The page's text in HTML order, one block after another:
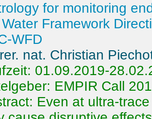
for monitoring
Framework
WFD
nat. Christian
01.09.2019-
EMPIR Call
Even at ultra-